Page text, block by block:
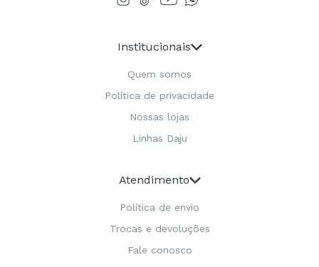
Institucionais
Quem somos
Política de privacidade
Nossas lojas
Linhas Daju
Atendimento
Política de envio
Trocas e devoluções
Fale conosco